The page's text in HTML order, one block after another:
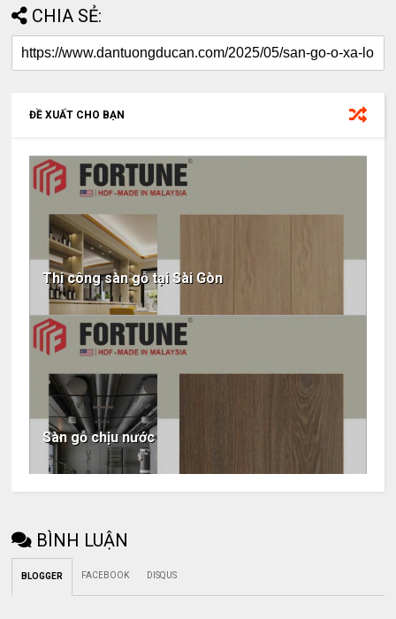
CHIA SẺ:
ĐỀ XUẤT CHO BẠN
Thi công sàn gỗ tại Sài Gòn
Sàn gỗ chịu nước
BÌNH LUẬN
BLOGGER FACEBOOK DISQUS